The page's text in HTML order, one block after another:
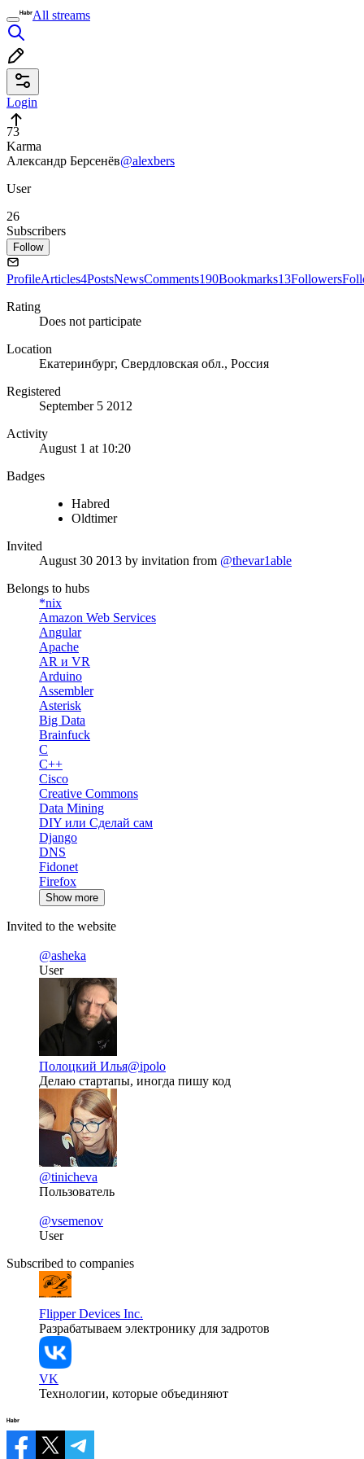
All streams
Login
73
Karma
Александр Берсенёв@alexbers
User
26
Subscribers
Follow
ProfileArticles4PostsNewsComments190Bookmarks13Followers
Rating
Does not participate
Location
Екатеринбург, Свердловская обл., Россия
Registered
September 5 2012
Activity
August 1 at 10:20
Badges
Habred
Oldtimer
Invited
August 30 2013 by invitation from @thevar1able
Belongs to hubs
*nix
Amazon Web Services
Angular
Apache
AR и VR
Arduino
Assembler
Asterisk
Big Data
Brainfuck
C
C++
Cisco
Creative Commons
Data Mining
DIY или Сделай сам
Django
DNS
Fidonet
Firefox
Show more
Invited to the website
@asheka
User
Полоцкий Илья@ipolo
Делаю стартапы, иногда пишу код
@tinicheva
Пользователь
@vsemenov
User
Subscribed to companies
Flipper Devices Inc.
Разрабатываем электронику для задротов
VK
Технологии, которые объединяют